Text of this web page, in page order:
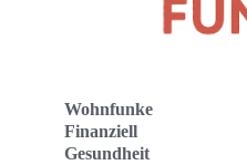
Wohnfunke
Finanziell
Gesundheit